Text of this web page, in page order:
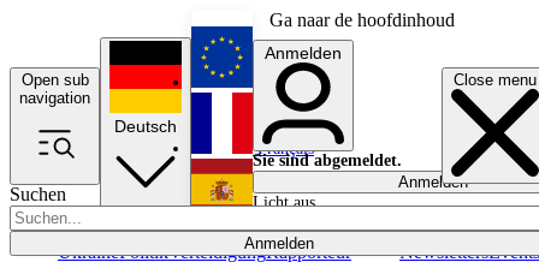
Ga naar de hoofdinhoud
Open sub
navigation
Close menu
Suchen
Anmelden
UkrainePolitikVerteidigungRapporteur NewslettersEvents
Deutsch
English
Français
Anmelden
Sie sind abgemeldet.
Anmelden
Licht aus